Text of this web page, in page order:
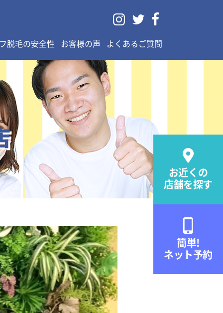
  
脱毛の安全性 お客様の声 よくあるご質問

お近くの
店舗を探す
簡単!
ネット予約